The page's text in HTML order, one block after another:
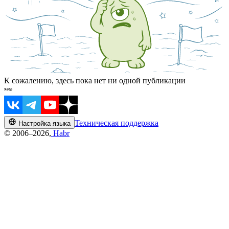
К сожалению, здесь пока нет ни одной публикации
Настройка языка Техническая поддержка
© 2006–2026, Habr